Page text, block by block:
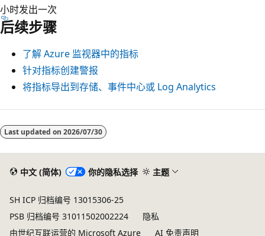
小时发出一次
后续步骤
了解 Azure 监视器中的指标
针对指标创建警报
将指标导出到存储、事件中心或 Log Analytics
阅
读Last updated on 2026/07/30
中文 (简体) 你的隐私选择 主题
SH ICP 归档编号 13015306-25
PSB 归档编号 31011502002224
隐私
由世纪互联运营的 Microsoft Azure
AI 免责声明